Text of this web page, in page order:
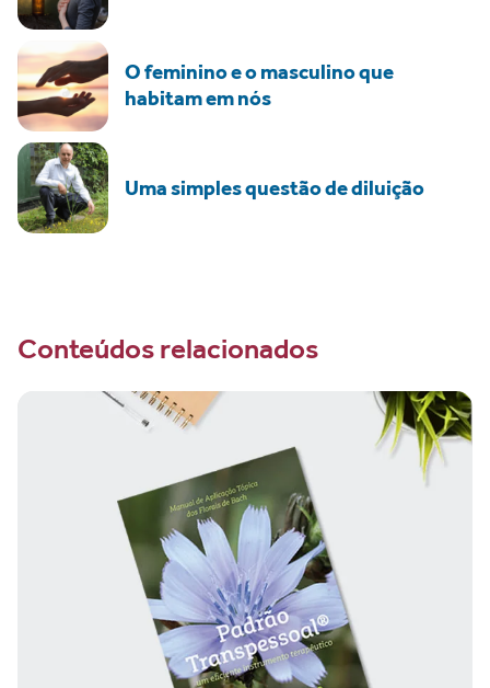
O feminino e o masculino que
habitam em nós
Uma simples questão de diluição
Conteúdos relacionados